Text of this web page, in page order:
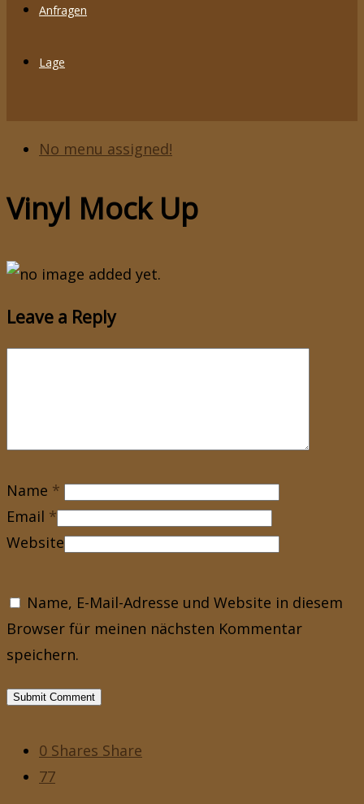
Anfragen
Lage
No menu assigned!
Vinyl Mock Up
Leave a Reply
Name *
Email *
Website
Name, E-Mail-Adresse und Website in diesem
Browser für meinen nächsten Kommentar
speichern.
0 Shares Share
77